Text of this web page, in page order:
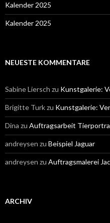
Kalender 2025
Kalender 2025
NEUESTE KOMMENTARE
Sabine Liersch zu Kunstgalerie:
Brigitte Turkzu Kunstgalerie:
Dina zu Auftragsarbeit
andreysen zu Beispiel Jaguar
andreysen zu Auftragsmalerei
ARCHIV